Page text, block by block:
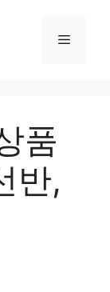
Menu
품
반,